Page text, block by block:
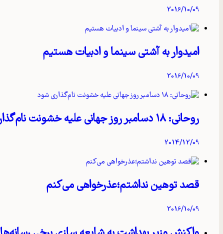
2016/10/09
امیدوار به آشتی سینما و ادبیات هستیم
2016/10/09
روحانی: ۱۸ دسامبر روز جهانی علیه خشونت نام‌گذاری شود
2014/12/09
قصد توهین نداشتم؛عذرخواهی می‌کنم
2016/10/09